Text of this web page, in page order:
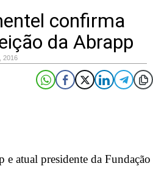
confirma
da Abrapp
2016
e atual presidente da Fundação